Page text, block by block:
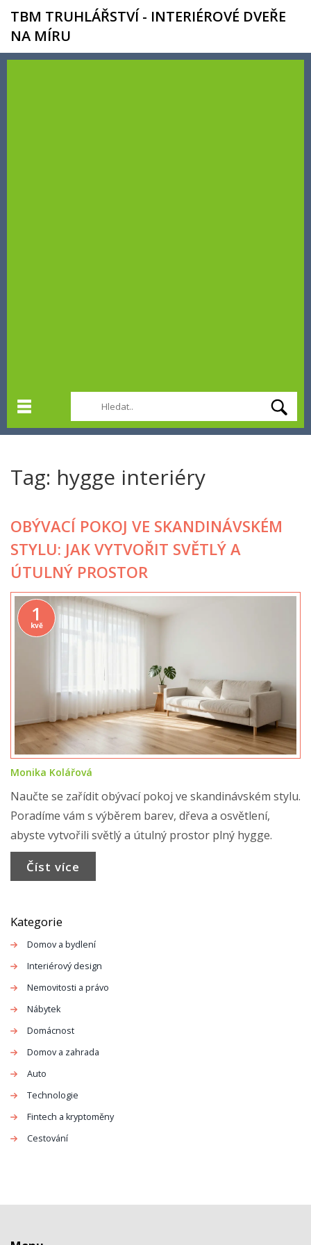
TBM TRUHLÁŘSTVÍ - INTERIÉROVÉ DVEŘE
NA MÍRU
Tag: hygge interiéry
OBÝVACÍ POKOJ VE SKANDINÁVSKÉM
STYLU: JAK VYTVOŘIT SVĚTLÝ A
ÚTULNÝ PROSTOR
1
kvě
Monika Kolářová
Naučte se zařídit obývací pokoj ve skandinávském stylu.
Poradíme vám s výběrem barev, dřeva a osvětlení,
abyste vytvořili světlý a útulný prostor plný hygge.
Číst více
Kategorie
Domov a bydlení
Interiérový design
Nemovitosti a právo
Nábytek
Domácnost
Domov a zahrada
Auto
Technologie
Fintech a kryptoměny
Cestování